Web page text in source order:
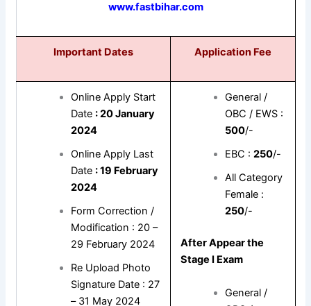
www.fastbihar.com
Important Dates Application Fee
Online Apply Start
Date : 20 January
2024
Online Apply Last
Date : 19 February
2024
Form Correction /
Modification : 20 –
29 February 2024
Re Upload Photo
Signature Date : 27
– 31 May 2024
General /
OBC / EWS :
500/-
EBC : 250/-
All Category
Female :
250/-
After Appear the
Stage I Exam
General /